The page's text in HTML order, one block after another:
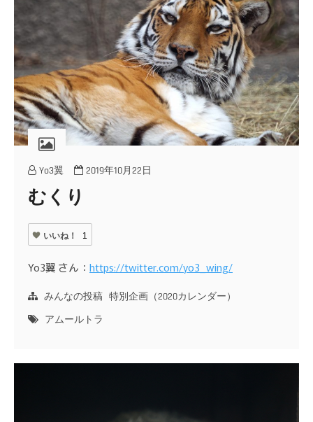
Yo3翼 2019年10月22日
むくり
いいね！ 1
Yo3翼 さん： https://twitter.com/yo3_wing/
みんなの投稿 特別企画（2020カレンダー）
アムールトラ